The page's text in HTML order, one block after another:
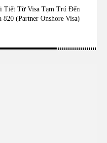
Tiết Từ Visa Tạm Trú Đến
(Partner Onshore Visa)